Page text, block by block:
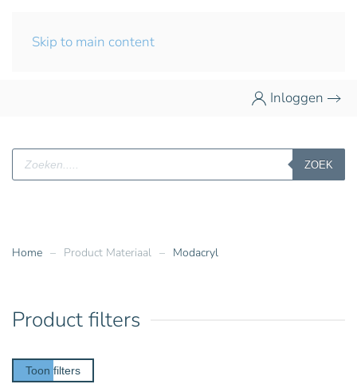
Skip to main content
Inloggen
Producten
zoeken
ZOEK
Home Product Materiaal Modacryl
Product filters
Toon filters